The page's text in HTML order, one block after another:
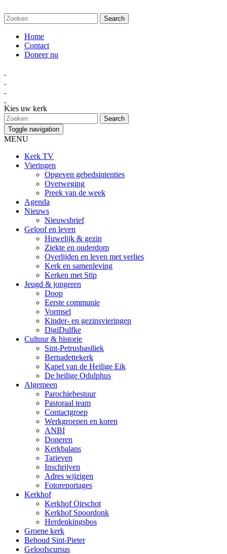
Home
Contact
Doneer nu
Kies uw kerk
Toggle navigation
MENU
Kerk TV
Vieringen
Opgeven gebedsintenties
Overweging
Preek van de week
Agenda
Nieuws
Nieuwsbrief
Geloof en leven
Huwelijk & gezin
Ziekte en ouderdom
Overlijden en leven met verlies
Kerk en samenleving
Kerken met Stip
Jeugd & jongeren
Doop
Eerste communie
Vormsel
Kinder- en gezinsvieringen
DigiDulfke
Cultuur & historie
Sint-Petrusbasiliek
Bernadettekerk
Kapel van de Heilige Eik
De heilige Odulphus
Algemeen
Parochiebestuur
Pastoraal team
Contactgroep
Werkgroepen en koren
ANBI
Doneren
Kerkbalans
Tarieven
Inschrijven
Adres wijzigen
Fotoreportages
Kerkhof
Kerkhof Oirschot
Kerkhof Spoordonk
Herdenkingsbos
Groene kerk
Behoud Sint-Pieter
Geloofscursus